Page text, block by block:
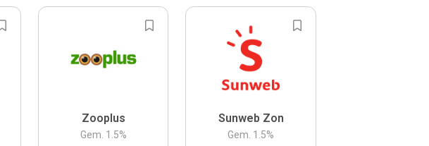
Zooplus
Gem. 1.5%
Sunweb Zon
Gem. 1.5%